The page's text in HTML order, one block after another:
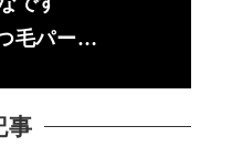
毛パー…
事